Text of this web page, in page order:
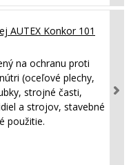
AUTEX Konkor 101
na ochranu proti
(oceľové plechy,
strojné časti,
a strojov, stavebné
použitie.